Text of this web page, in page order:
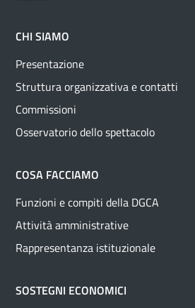
CHI SIAMO
Presentazione
Struttura organizzativa e contatti
Commissioni
Osservatorio dello spettacolo
COSA FACCIAMO
Funzioni e compiti della DGCA
Attività amministrative
Rappresentanza istituzionale
SOSTEGNI ECONOMICI